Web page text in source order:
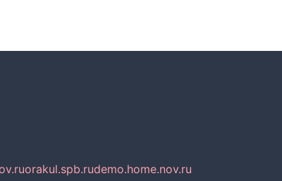
orakul.spb.rudemo.home.nov.ru